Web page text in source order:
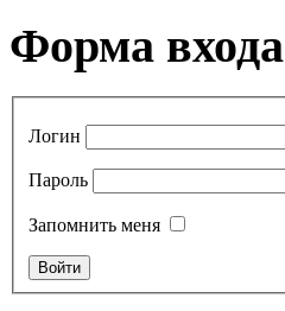
Форма входа
Логин
Пароль
Запомнить меня